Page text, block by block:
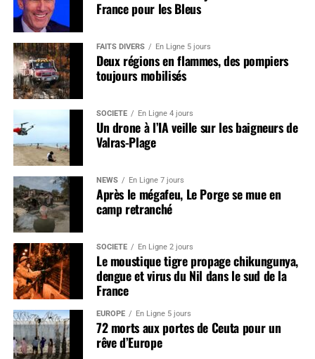
France pour les Bleus
FAITS DIVERS En Ligne 5 jours
Deux régions en flammes, des pompiers
toujours mobilisés
SOCIÉTÉ En Ligne 4 jours
Un drone à l’IA veille sur les baigneurs de
Valras-Plage
NEWS En Ligne 7 jours
Après le mégafeu, Le Porge se mue en
camp retranché
SOCIÉTÉ En Ligne 2 jours
Le moustique tigre propage chikungunya,
dengue et virus du Nil dans le sud de la
France
EUROPE En Ligne 5 jours
72 morts aux portes de Ceuta pour un
rêve d’Europe